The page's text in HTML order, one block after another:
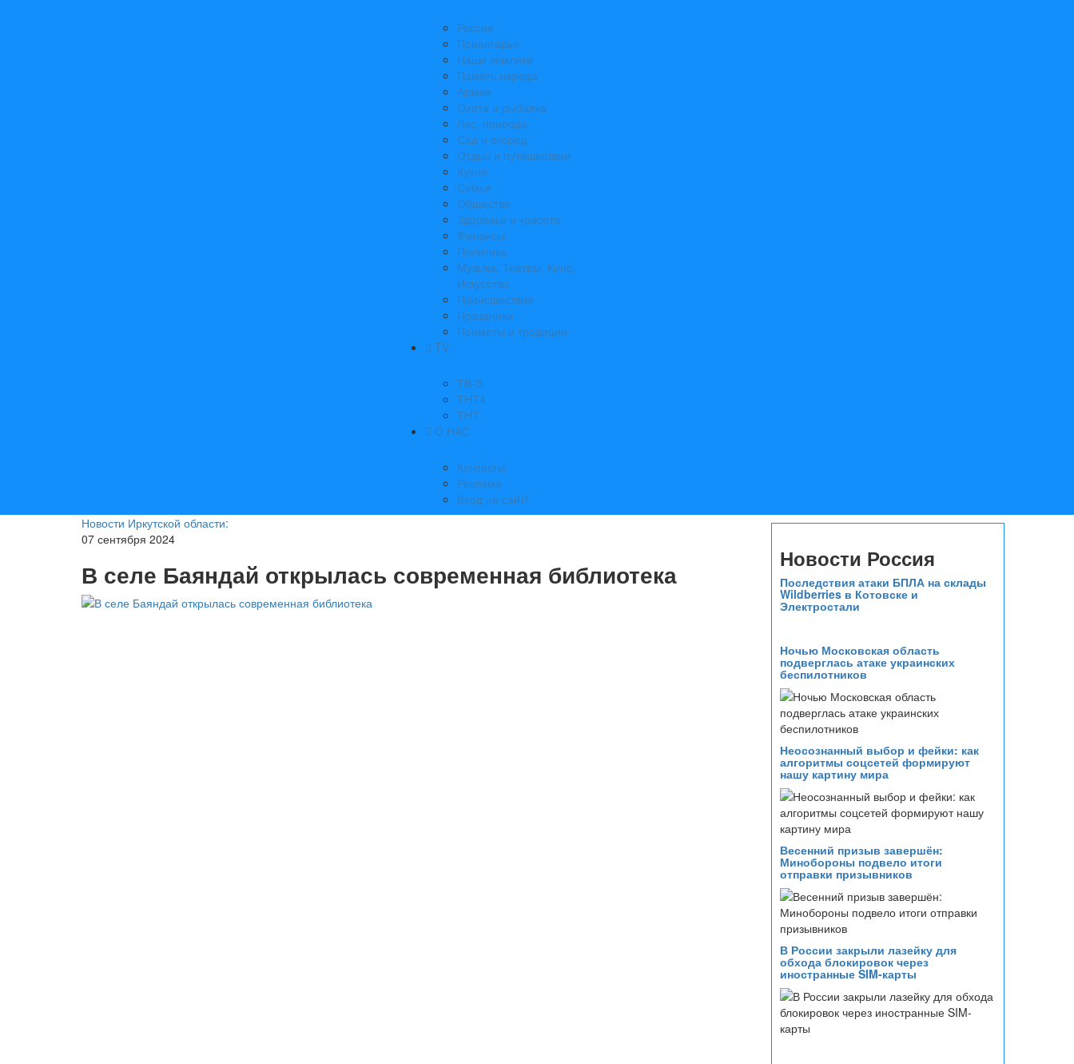
Россия
Приангарье
Наши земляки
Память народа
Армия
Охота и рыбалка
Лес, природа
Сад и огород
Отдых и путешествия
Кухня
Семья
Общество
Здоровье и красота
Финансы
Политика
Музыка, Театры, Кино,
Искусство
Происшествия
Праздники
Приметы и традиции
TV
ТВ-3
ТНТ4
ТНТ
О НАС
Контакты
Реклама
Вход на сайт!
Новости Иркутской области:
07 сентября 2024
В селе Баяндай открылась современная библиотека Новости Россия
Последствия атаки БПЛА на склады
Wildberries в Котовске и
Электростали
Ночью Московская область
подверглась атаке украинских
беспилотников
Неосознанный выбор и фейки: как
алгоритмы соцсетей формируют
нашу картину мира
Весенний призыв завершён:
Минобороны подвело итоги
отправки призывников
В России закрыли лазейку для
обхода блокировок через
иностранные SIM-карты